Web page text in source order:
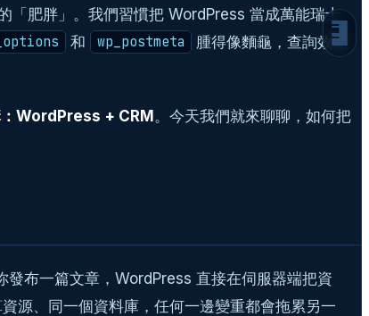
「肥胖」。我們習慣把 WordPress 當成萬能瑞士
和 wp_postmeta
腫得像麵龜，查詢效能
WordPress + CRM。今天我們就來聊聊，如何把
布一篇文章，WordPress 直接在伺服器端把資
源、同一個資料庫，任何一邊變重都會拖累另一
2. 真正的多通路內容分發（Omnichannel）
3. 開發者的快樂（與痛苦）
實戰：如何讓 WordPress 變成稱職的 API
Token 該存哪裡？
常見問題